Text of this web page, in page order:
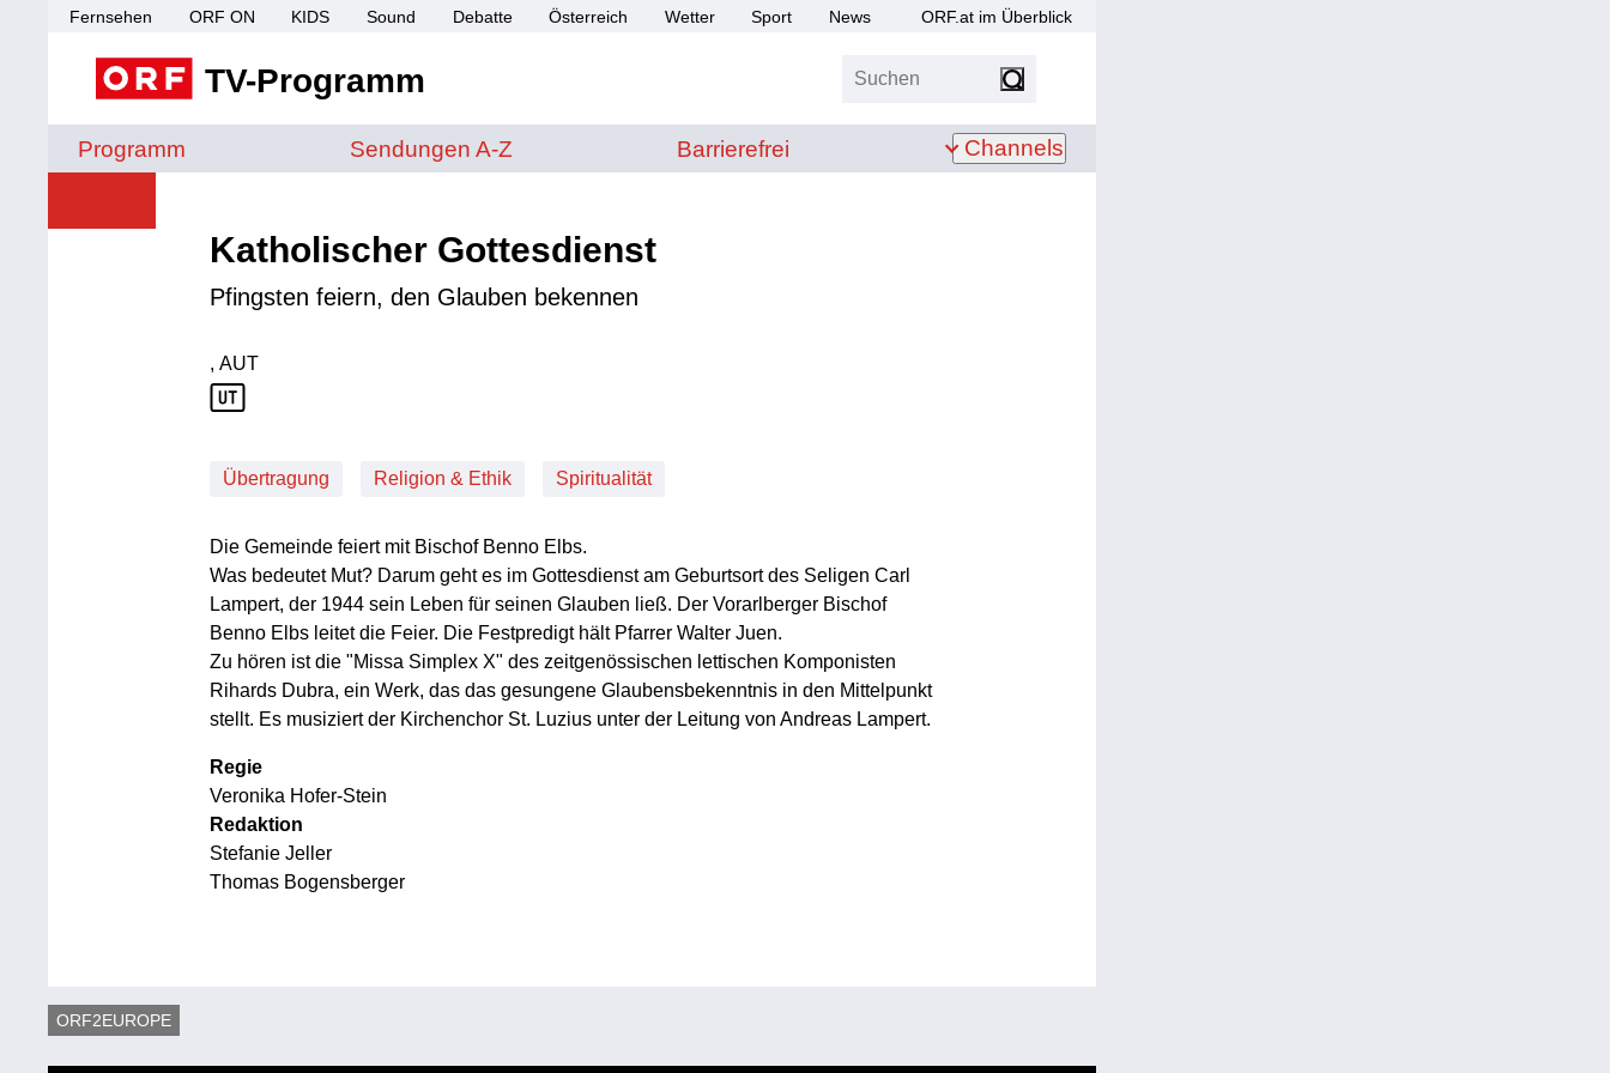
Fernsehen ORF ON KIDS Sound Debatte Österreich Wetter Sport News ORF.at im Überblick
TV-Programm Suchen
Programm Sendungen von A bis Z
Sendungen A-Z Barrierefrei
Barrierefrei Channels
Katholischer Gottesdienst
Pfingsten feiern, den Glauben bekennen
Produktionsland: AUT
, AUT
Übertragung Religion & Ethik Spiritualität
Die Gemeinde feiert mit Bischof Benno Elbs.
Was bedeutet Mut? Darum geht es im Gottesdienst am Geburtsort des Seligen Carl
Lampert, der 1944 sein Leben für seinen Glauben ließ. Der Vorarlberger Bischof
Benno Elbs leitet die Feier. Die Festpredigt hält Pfarrer Walter Juen.
Zu hören ist die "Missa Simplex X" des zeitgenössischen lettischen Komponisten
Rihards Dubra, ein Werk, das das gesungene Glaubensbekenntnis in den Mittelpunkt
stellt. Es musiziert der Kirchenchor St. Luzius unter der Leitung von Andreas Lampert.
Regie
Veronika Hofer-Stein
Redaktion
Stefanie Jeller
Thomas Bogensberger
ORF2EUROPE